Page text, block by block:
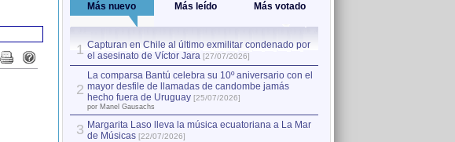
Más nuevo Más leído Más votado
1 Capturan en Chile al último exmilitar condenado por
el asesinato de Víctor Jara [27/07/2026]
2
La comparsa Bantú celebra su 10º aniversario con el
mayor desfile de llamadas de candombe jamás
hecho fuera de Uruguay [25/07/2026]
por Manel Gausachs
3 Margarita Laso lleva la música ecuatoriana a La Mar
de Músicas [22/07/2026]